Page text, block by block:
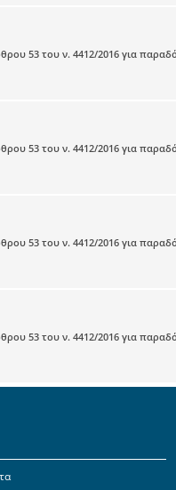
53 του ν. 4412/2016 για
53 του ν. 4412/2016 για
53 του ν. 4412/2016 για
53 του ν. 4412/2016 για